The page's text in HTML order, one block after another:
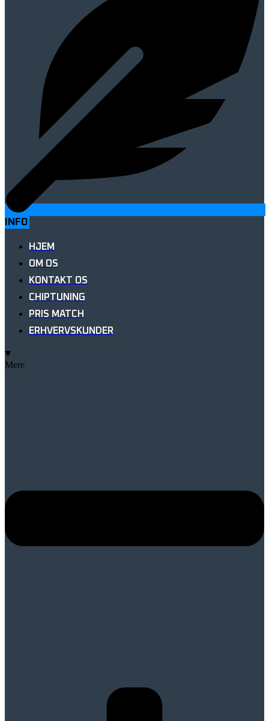
INFO
HJEM
OM OS
KONTAKT OS
CHIPTUNING
PRIS MATCH
ERHVERVSKUNDER
Mere